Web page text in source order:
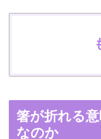
箸が折れる
なのか